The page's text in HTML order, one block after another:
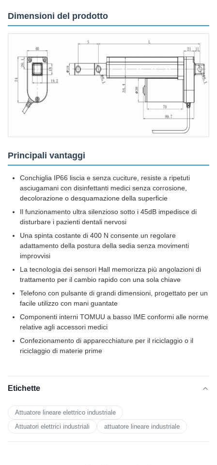
Dimensioni del prodotto
Principali vantaggi
Conchiglia IP66 liscia e senza cuciture, resiste a ripetuti
asciugamani con disinfettanti medici senza corrosione,
decolorazione o desquamazione della superficie
Il funzionamento ultra silenzioso sotto i 45dB impedisce di
disturbare i pazienti dentali nervosi
Una spinta costante di 400 N consente un regolare
adattamento della postura della sedia senza movimenti
improvvisi
La tecnologia dei sensori Hall memorizza più angolazioni di
trattamento per il cambio rapido con una sola chiave
Telefono con pulsante di grandi dimensioni, progettato per un
facile utilizzo con mani guantate
Componenti interni TOMUU a basso IME conformi alle norme
relative agli accessori medici
Confezionamento di apparecchiature per il riciclaggio o il
riciclaggio di materie prime
Etichette
Attuatore lineare elettrico industriale
Attuatori elettrici industriali
attuatore lineare industriale